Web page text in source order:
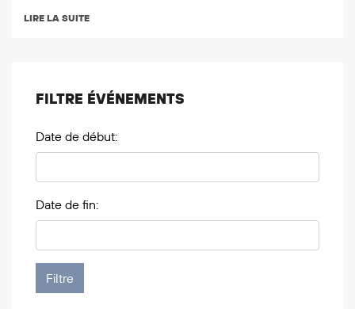
LIRE LA SUITE
FILTRE ÉVÉNEMENTS
Date de début:
Date de fin: